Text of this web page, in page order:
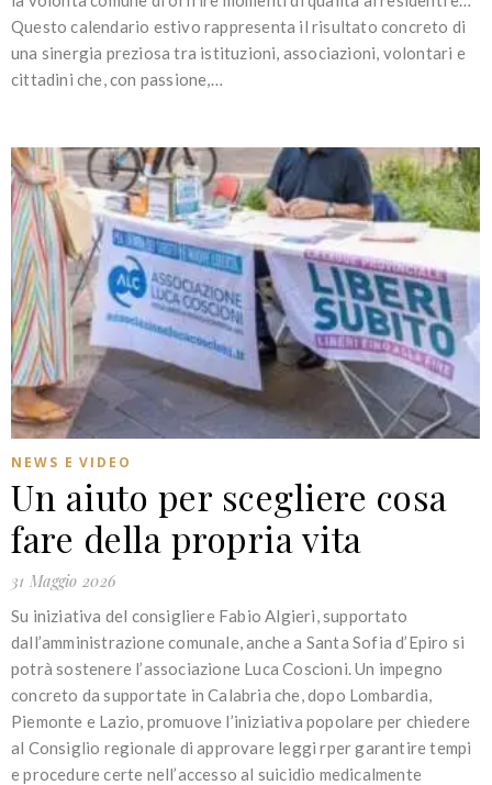
Questo calendario estivo rappresenta il risultato concreto di
una sinergia preziosa tra istituzioni, associazioni, volontari e
cittadini che, con passione,…
NEWS E VIDEO
Un aiuto per scegliere cosa
fare della propria vita
31 Maggio 2026
Su iniziativa del consigliere Fabio Algieri, supportato
dall’amministrazione comunale, anche a Santa Sofia d’Epiro si
potrà sostenere l’associazione Luca Coscioni. Un impegno
concreto da supportate in Calabria che, dopo Lombardia,
Piemonte e Lazio, promuove l’iniziativa popolare per chiedere
al Consiglio regionale di approvare leggi rper garantire tempi
e procedure certe nell’accesso al suicidio medicalmente